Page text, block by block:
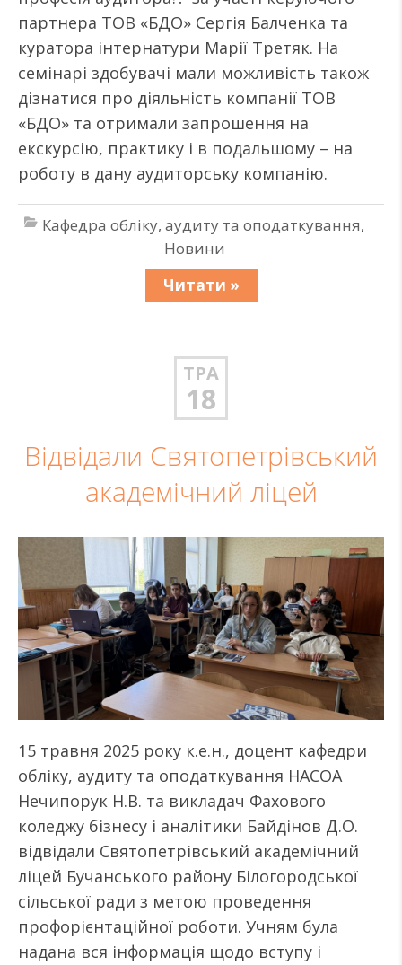
партнера ТОВ «БДО» Сергія Балченка та
куратора інтернатури Марії Третяк. На
семінарі здобувачі мали можливість також
дізнатися про діяльність компанії ТОВ
«БДО» та отримали запрошення на
екскурсію, практику і в подальшому – на
роботу в дану аудиторську компанію.
Кафедра обліку, аудиту та оподаткування,
Новини
Читати »
ТРА
18
Відвідали Святопетрівський
академічний ліцей
15 травня 2025 року к.е.н., доцент кафедри
обліку, аудиту та оподаткування НАСОА
Нечипорук Н.В. та викладач Фахового
коледжу бізнесу і аналітики Байдінов Д.О.
відвідали Святопетрівський академічний
ліцей Бучанського району Білогородської
сільської ради з метою проведення
профорієнтаційної роботи. Учням була
надана вся інформація щодо вступу і